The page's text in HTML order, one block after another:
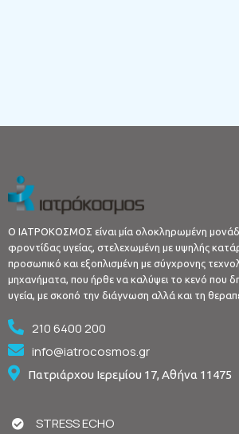
Ο ΙΑΤΡΟΚΟΣΜΟΣ είναι μία ολοκληρωμένη
φροντίδας υγείας, στελεχωμένη με υψηλής
προσωπικό και εξοπλισμένη με σύγχρονης
μηχανήματα, που ήρθε να καλύψει το κενό που
υγεία, με σκοπό την διάγνωση αλλά και τη
210 6400 200
info@iatrocosmos.gr
Πατριάρχου Ιερεμίου 17, Αθήνα 11475
STRESS ECHO